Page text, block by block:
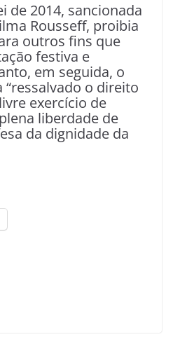
de 2014, sancionada
Rousseff, proibia
outros fins que
festiva e
em seguida, o
o direito
exercício de
liberdade de
da dignidade da